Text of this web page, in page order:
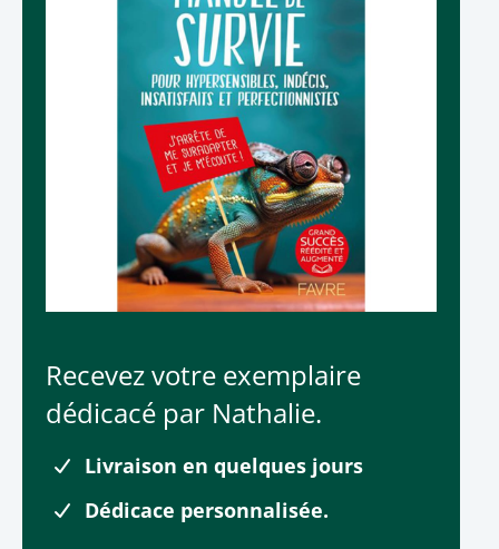
Recevez votre exemplaire
dédicacé par Nathalie.
Livraison en quelques jours
Dédicace personnalisée.